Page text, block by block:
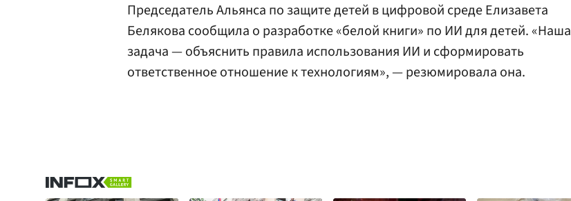
Председатель Альянса по защите детей в цифровой среде Елизавета
Белякова сообщила о разработке «белой книги» по ИИ для детей. «Наша
задача — объяснить правила использования ИИ и сформировать
ответственное отношение к технологиям», — резюмировала она.